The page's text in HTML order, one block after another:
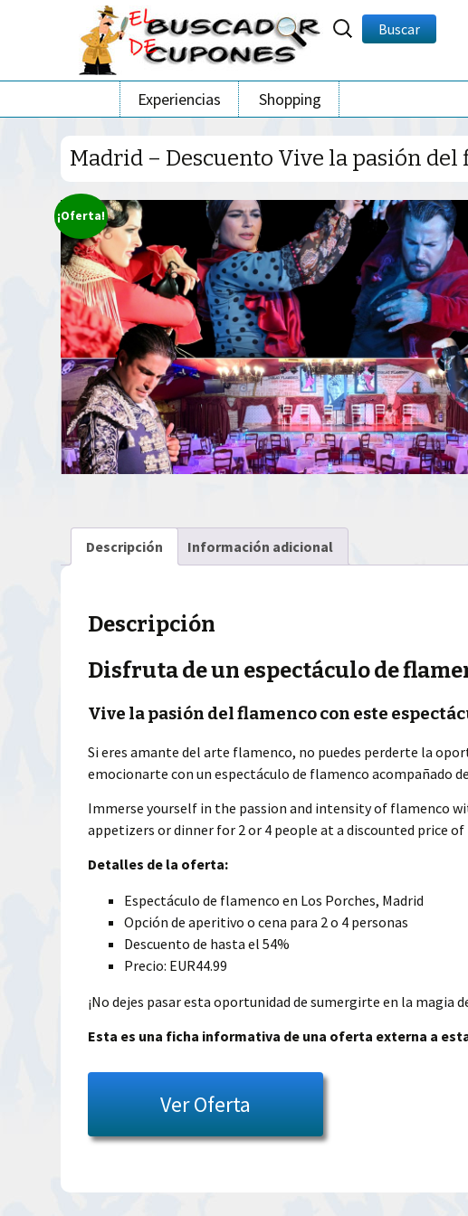
Buscar
por:
Buscar
Ir
al
contenido
Experiencias Shopping
Madrid – Descuento Vive la pasión del
¡Oferta!
Descripción Información adicional
Descripción
Disfruta de un espectáculo de
Vive la pasión del flamenco con este
Si eres amante del arte flamenco, no puedes perderte la
emocionarte con un espectáculo de flamenco acompañado
Immerse yourself in the passion and intensity of flamenco
appetizers or dinner for 2 or 4 people at a discounted price
Detalles de la oferta:
Espectáculo de flamenco en Los Porches, Madrid
Opción de aperitivo o cena para 2 o 4 personas
Descuento de hasta el 54%
Precio: EUR44.99
¡No dejes pasar esta oportunidad de sumergirte en la magia
Esta es una ficha informativa de una oferta externa a
Ver Oferta